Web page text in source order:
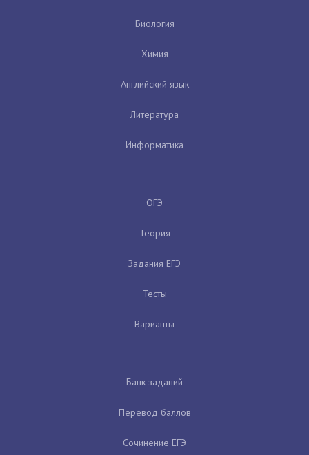
Биология
Химия
Английский язык
Литература
Информатика
ОГЭ
Теория
Задания ЕГЭ
Тесты
Варианты
Банк заданий
Перевод баллов
Сочинение ЕГЭ